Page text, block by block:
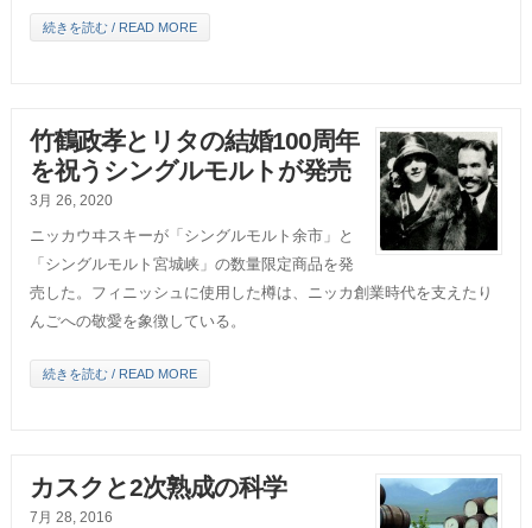
続きを読む / READ MORE
竹鶴政孝とリタの結婚100周年
を祝うシングルモルトが発売
3月 26, 2020
ニッカウヰスキーが「シングルモルト余市」と
「シングルモルト宮城峡」の数量限定商品を発
売した。フィニッシュに使用した樽は、ニッカ創業時代を支えたり
んごへの敬愛を象徴している。
続きを読む / READ MORE
カスクと2次熟成の科学
7月 28, 2016